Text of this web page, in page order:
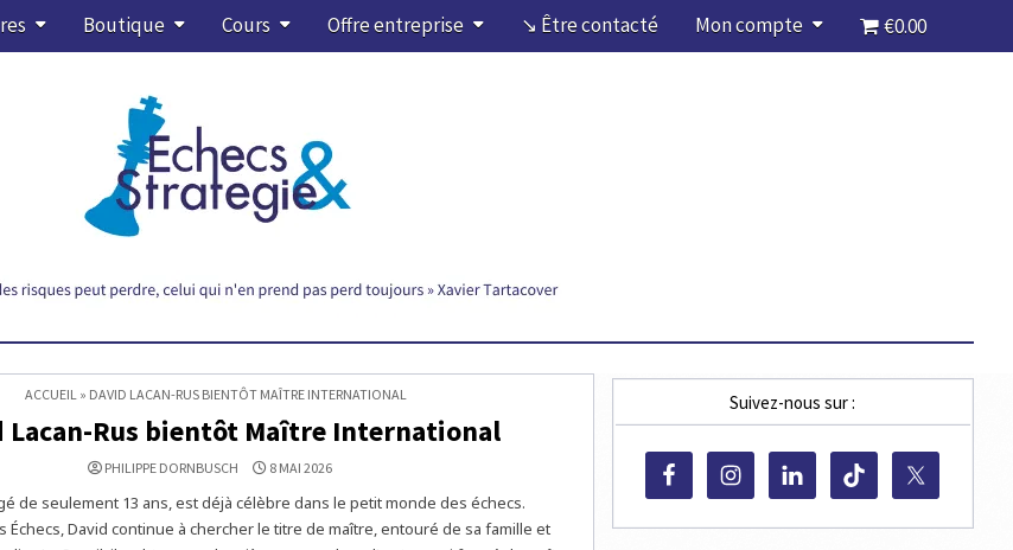
Boutique Cours Offre entreprise ↘ Être contacté Mon compte €0.00
ACCUEIL » DAVID LACAN-RUS BIENTÔT MAÎTRE INTERNATIONAL
Lacan-Rus bientôt Maître International
PHILIPPE DORNBUSCH 8 MAI 2026
de seulement 13 ans, est déjà célèbre dans le petit monde des échecs.
Échecs, David continue à chercher le titre de maître, entouré de sa famille et
Suivez-nous sur :